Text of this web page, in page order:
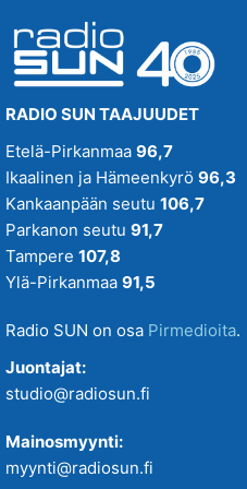
RADIO SUN TAAJUUDET
Etelä-Pirkanmaa 96,7
Ikaalinen ja Hämeenkyrö 96,3
Kankaanpään seutu 106,7
Parkanon seutu 91,7
Tampere 107,8
Ylä-Pirkanmaa 91,5
Radio SUN on osa Pirmedioita.
Juontajat:
studio@radiosun.fi
Mainosmyynti:
myynti@radiosun.fi